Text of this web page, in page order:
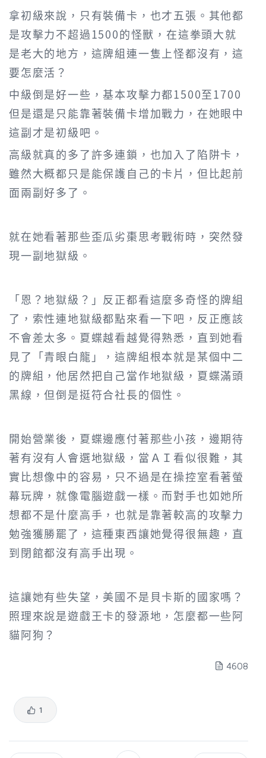
拿初級來說，只有裝備卡，也才五張。其他都
是攻擊力不超過1500的怪獸，在這拳頭大就
是老大的地方，這牌組連一隻上怪都沒有，這
要怎麼活？
中級倒是好一些，基本攻擊力都1500至1700
但是還是只能靠著裝備卡增加戰力，在她眼中
這副才是初級吧。
高級就真的多了許多連鎖，也加入了陷阱卡，
雖然大概都只是能保護自己的卡片，但比起前
面兩副好多了。
就在她看著那些歪瓜劣棗思考戰術時，突然發
現一副地獄級。
「恩？地獄級？」反正都看這麼多奇怪的牌組
了，索性連地獄級都點來看一下吧，反正應該
不會差太多。夏蝶越看越覺得熟悉，直到她看
見了「青眼白龍」，這牌組根本就是某個中二
的牌組，他居然把自己當作地獄級，夏蝶滿頭
黑線，但倒是挺符合社長的個性。
開始營業後，夏蝶邊應付著那些小孩，邊期待
著有沒有人會選地獄級，當ＡＩ看似很難，其
實比想像中的容易，只不過是在操控室看著螢
幕玩牌，就像電腦遊戲一樣。而對手也如她所
想都不是什麼高手，也就是靠著較高的攻擊力
勉強獲勝罷了，這種東西讓她覺得很無趣，直
到閉館都沒有高手出現。
這讓她有些失望，美國不是貝卡斯的國家嗎？
照理來說是遊戲王卡的發源地，怎麼都一些阿
貓阿狗？
4608
1